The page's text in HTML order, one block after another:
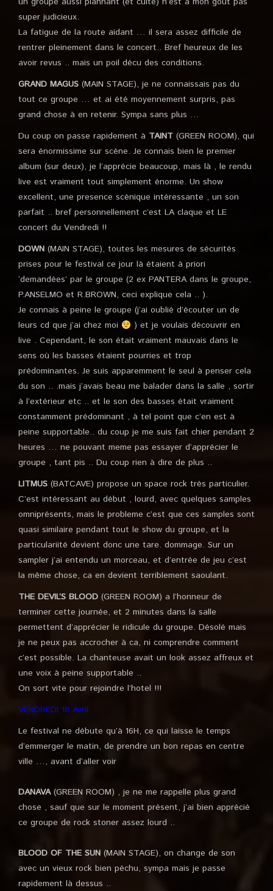
super judicieux.
La fatigue de la route aidant … il sera assez difficile de
rentrer pleinement dans le concert.. Bref heureux de les
avoir revus .. mais un poil décu des conditions.
GRAND MAGUS (MAIN STAGE), je ne connaissais pas du
tout ce groupe … et ai été moyennement surpris, pas
grand chose à en retenir. Sympa sans plus …
Du coup on passe rapidement à TAINT (GREEN ROOM), qui
sera énormissime sur scène. Je connais bien le premier
album (sur deux), je l’apprécie beaucoup, mais là , le rendu
live est vraiment tout simplement énorme. Un show
excellent, une presence scènique intéressante , un son
parfait .. bref personnellement c’est LA claque et LE
concert du Vendredi !!
DOWN (MAIN STAGE), toutes les mesures de sécurités
prises pour le festival ce jour là étaient à priori
‘demandées’ par le groupe (2 ex PANTERA dans le groupe,
P.ANSELMO et R.BROWN, ceci explique cela .. ).
Je connais à peine le groupe (j’ai oublié d’écouter un de
leurs cd que j’ai chez moi
) et je voulais découvrir en
live . Cependant, le son était vraiment mauvais dans le
sens où les basses étaient pourries et trop
prédominantes. Je suis apparemment le seul à penser cela
du son .. .mais j’avais beau me balader dans la salle , sortir
à l’extérieur etc .. et le son des basses était vraiment
constamment prédominant , à tel point que c’en est à
peine supportable.. du coup je me suis fait chier pendant 2
heures … ne pouvant meme pas essayer d’apprécier le
groupe , tant pis .. Du coup rien à dire de plus ..
LITMUS (BATCAVE) propose un space rock très particulier.
C’est intéressant au début , lourd, avec quelques samples
omniprésents, mais le probleme c’est que ces samples sont
quasi similaire pendant tout le show du groupe, et la
particulariité devient donc une tare. dommage. Sur un
sampler j’ai entendu un morceau, et d’entrée de jeu c’est
la même chose, ca en devient terriblement saoulant.
THE DEVIL’S BLOOD (GREEN ROOM) a l’honneur de
terminer cette journée, et 2 minutes dans la salle
permettent d’apprécier le ridicule du groupe. Désolé mais
je ne peux pas accrocher à ca, ni comprendre comment
c’est possible. La chanteuse avait un look assez affreux et
une voix à peine supportable ..
On sort vite pour rejoindre l’hotel !!!
VENDREDI 18 Avril
Le festival ne débute qu’à 16H, ce qui laisse le temps
d’emmerger le matin, de prendre un bon repas en centre
ville …, avant d’aller voir
DANAVA (GREEN ROOM) , je ne me rappelle plus grand
chose , sauf que sur le moment présent, j’ai bien apprécié
ce groupe de rock stoner assez lourd ..
BLOOD OF THE SUN (MAIN STAGE), on change de son
avec un vieux rock bien péchu, sympa mais je passe
rapidement là dessus ..